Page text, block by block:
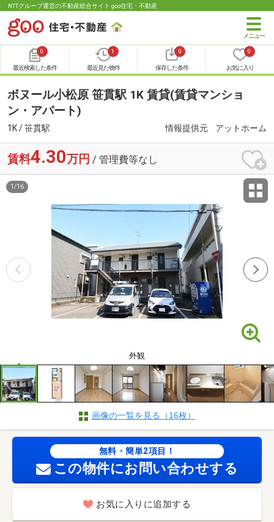
NTTグループ運営の不動産総合サイト goo住宅・不動産
0
最近検索した条件
1
最近見た物件
0
保存した条件
0
お気に入り
ボヌール小松原 笹貫駅 1K 賃貸(賃貸マンショ
ン・アパート)
1K / 笹貫駅 情報提供元 アットホーム
賃料4.30万円 / 管理費等なし
外観
1 /16
画像の一覧を見る（16枚）
無料・簡単2項目！
この物件にお問い合わせする
お気に入りに追加する